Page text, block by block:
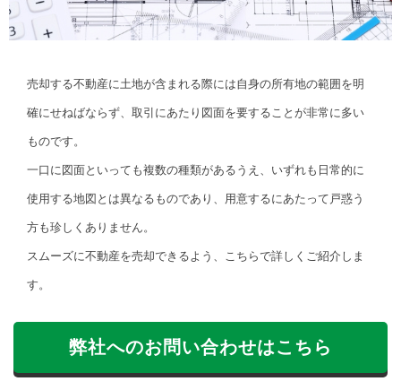
売却する不動産に土地が含まれる際には自身の所有地の範囲を明
確にせねばならず、取引にあたり図面を要することが非常に多い
ものです。
一口に図面といっても複数の種類があるうえ、いずれも日常的に
使用する地図とは異なるものであり、用意するにあたって戸惑う
方も珍しくありません。
スムーズに不動産を売却できるよう、こちらで詳しくご紹介しま
す。
弊社へのお問い合わせはこちら